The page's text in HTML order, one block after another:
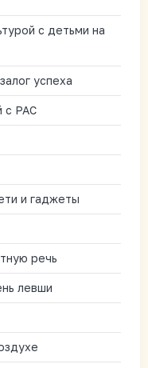
с детьми на
успеха
с РАС
и гаджеты
речь
левши